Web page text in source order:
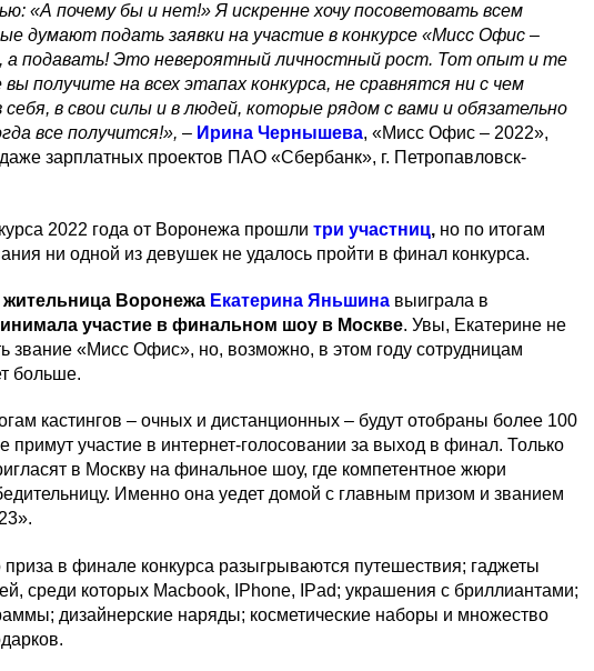
«А почему бы и нет!» Я искренне хочу посоветовать всем
думают подать заявки на участие в конкурсе «Мисс Офис –
а подавать! Это невероятный личностный рост. Тот опыт и те
получите на всех этапах конкурса, не сравнятся ни с чем
в свои силы и в людей, которые рядом с вами и обязательно
все получится!», – Ирина Чернышева, «Мисс Офис – 2022»,
зарплатных проектов ПАО «Сбербанк», г. Петропавловск-
2022 года от Воронежа прошли три участниц, но по итогам
ни одной из девушек не удалось пройти в финал конкурса.
жительница Воронежа Екатерина Яньшина выиграла в
участие в финальном шоу в Москве. Увы, Екатерине не
звание «Мисс Офис», но, возможно, в этом году сотрудницам
больше.
кастингов – очных и дистанционных – будут отобраны более 100
примут участие в интернет-голосовании за выход в финал. Только
в Москву на финальное шоу, где компетентное жюри
Именно она уедет домой с главным призом и званием
в финале конкурса разыгрываются путешествия; гаджеты
среди которых Macbook, IPhone, IPad; украшения с бриллиантами;
дизайнерские наряды; косметические наборы и множество